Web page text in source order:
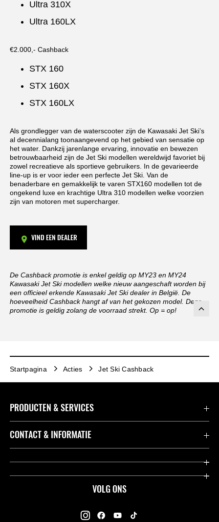
Ultra 310X
Ultra 160LX
€2.000,- Cashback
STX 160
STX 160X
STX 160LX
Als grondlegger van de waterscooter zijn de Kawasaki Jet Ski’s
al decennialang toonaangevend op het gebied van sensatie op
het water. Dankzij jarenlange ervaring, innovatie en bewezen
betrouwbaarheid zijn de Jet Ski modellen wereldwijd favoriet bij
zowel recreatieve als sportieve gebruikers. In de gevarieerde
line-up is er voor ieder een perfecte Jet Ski. Van de
benaderbare en gemakkelijk te varen STX160 modellen tot de
ongekend luxe en krachtige Ultra 310 modellen welke voorzien
zijn van motoren met supercharger.
VIND EEN DEALER
De Cashback promotie is enkel geldig op MY23 en MY24
Kawasaki Jet Ski modellen welke nieuw aangeschaft worden bij
een officieel erkende Kawasaki Jet Ski dealer in België. De
hoeveelheid Cashback hangt af van het gekozen model. Deze
promotie is geldig zolang de voorraad strekt. Op = op!
Startpagina Acties Jet Ski Cashback
VOLG ONS
PRODUCTEN & SERVICES
Accessoires & Onderdelen
Dealers
CONTACT & INFORMATIE
Contact